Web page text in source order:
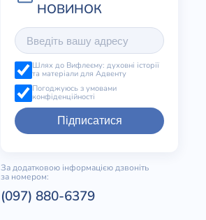
Шлях до Вифлеєму: духовні історії
та матеріали для Адвенту
Погоджуюсь з умовами
конфіденційності
Підписатися
За додатковою інформацією дзвоніть
за номером:
(097) 880-6379